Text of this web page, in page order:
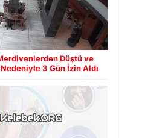
Düştü ve
3 Gün İzin Aldı